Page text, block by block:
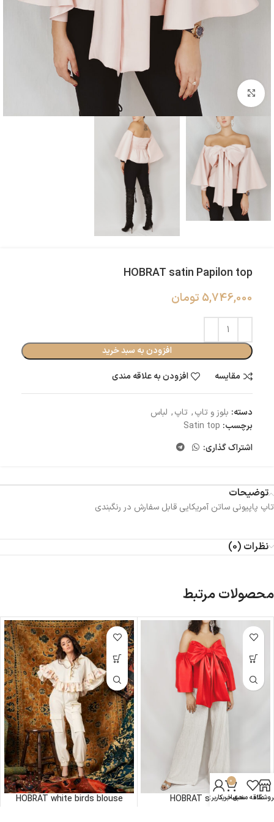
بزرگنمایی تصویر
HOBRAT satin Papilon top
5,746,000 تومان
افزودن به سبد خرید
مقایسه
افزودن به علاقه مندی
دسته: بلوز و تاپ, تاپ, لباس
برچسب: Satin top
اشتراک گذاری:
توضیحات
تاپ پاپیونی ساتن آمریکایی قابل سفارش در رنگبندی
نظرات (0)
محصولات مرتبط
HOBRAT satin top
HOBRAT white birds blouse
علاقه مندی
0
سبد خرید
حساب کاربری من